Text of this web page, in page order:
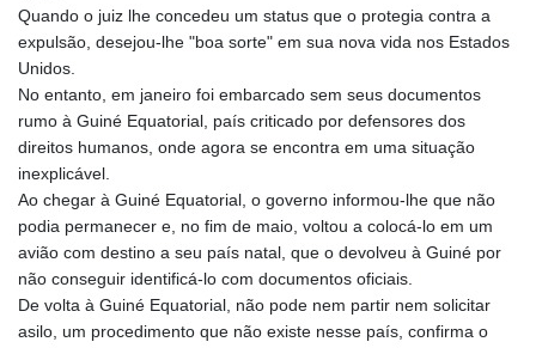
SBD 9.297794
SCR 16.700579
SEK 10.945041
SGD 1.476837
SLE 28.349629
SRD 43.636562
STD 23851.917062
STN 24.509229
SVC 10.101804
SZL 18.816085
THB 38.093084
Quando o juiz lhe concedeu um status que o protegia contra a
expulsão, desejou-lhe "boa sorte" em sua nova vida nos Estados
Unidos.
No entanto, em janeiro foi embarcado sem seus documentos
rumo à Guiné Equatorial, país criticado por defensores dos
direitos humanos, onde agora se encontra em uma situação
inexplicável.
Ao chegar à Guiné Equatorial, o governo informou-lhe que não
podia permanecer e, no fim de maio, voltou a colocá-lo em um
avião com destino a seu país natal, que o devolveu à Guiné por
não conseguir identificá-lo com documentos oficiais.
De volta à Guiné Equatorial, não pode nem partir nem solicitar
asilo, um procedimento que não existe nesse país, confirma o